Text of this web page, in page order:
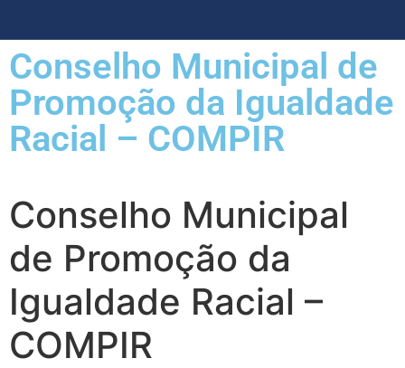
Conselho Municipal de
Promoção da Igualdade
Racial – COMPIR
Conselho Municipal
de Promoção da
Igualdade Racial –
COMPIR